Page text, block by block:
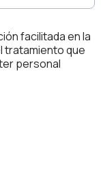
facilitada en la
tratamiento que
personal